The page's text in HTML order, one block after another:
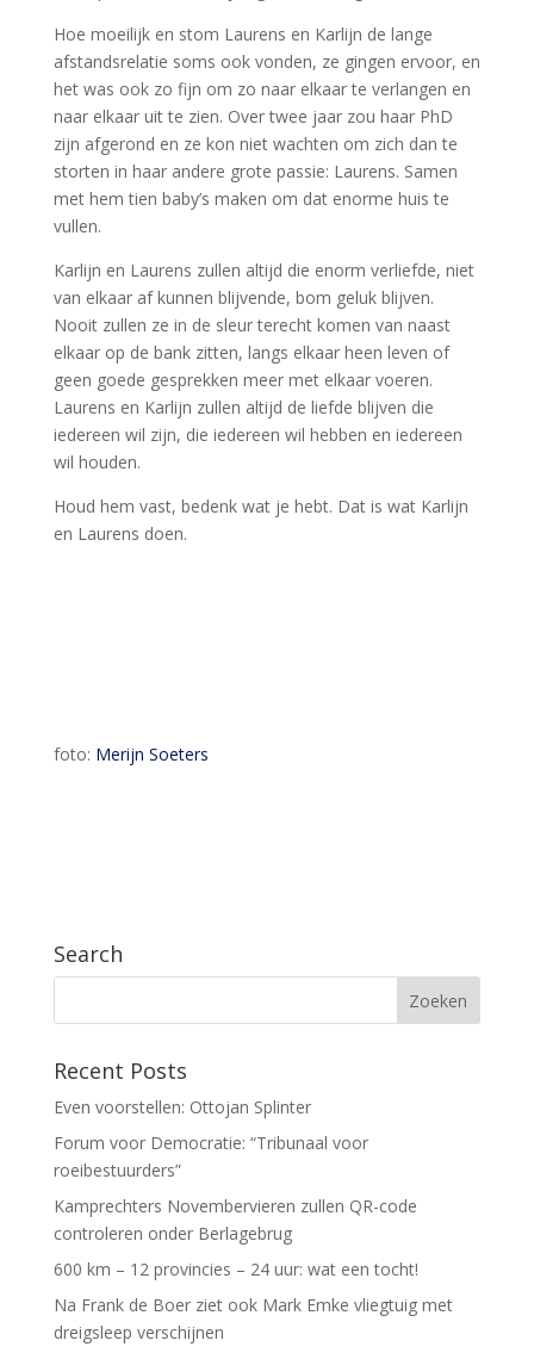
Hoe moeilijk en stom Laurens en Karlijn de lange
afstandsrelatie soms ook vonden, ze gingen ervoor, en
het was ook zo fijn om zo naar elkaar te verlangen en
naar elkaar uit te zien. Over twee jaar zou haar PhD
zijn afgerond en ze kon niet wachten om zich dan te
storten in haar andere grote passie: Laurens. Samen
met hem tien baby’s maken om dat enorme huis te
vullen.
Karlijn en Laurens zullen altijd die enorm verliefde, niet
van elkaar af kunnen blijvende, bom geluk blijven.
Nooit zullen ze in de sleur terecht komen van naast
elkaar op de bank zitten, langs elkaar heen leven of
geen goede gesprekken meer met elkaar voeren.
Laurens en Karlijn zullen altijd de liefde blijven die
iedereen wil zijn, die iedereen wil hebben en iedereen
wil houden.
Houd hem vast, bedenk wat je hebt. Dat is wat Karlijn
en Laurens doen.
foto: Merijn Soeters
Search
Recent Posts
Even voorstellen: Ottojan Splinter
Forum voor Democratie: “Tribunaal voor
roeibestuurders”
Kamprechters Novembervieren zullen QR-code
controleren onder Berlagebrug
600 km – 12 provincies – 24 uur: wat een tocht!
Na Frank de Boer ziet ook Mark Emke vliegtuig met
dreigsleep verschijnen